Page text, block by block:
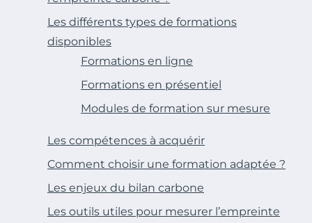
Les différents types de formations
disponibles
Formations en ligne
Formations en présentiel
Modules de formation sur mesure
Les compétences à acquérir
Comment choisir une formation adaptée ?
Les enjeux du bilan carbone
Les outils utiles pour mesurer l’empreinte